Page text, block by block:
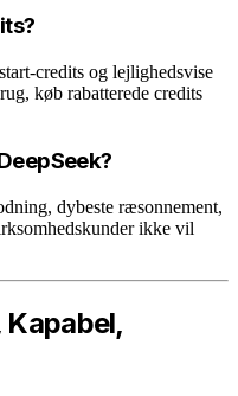
credits og lejlighedsvise
køb rabatterede credits
dybeste ræsonnement,
ikke vil
Kapabel,